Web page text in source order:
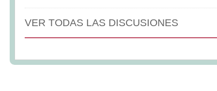
VER TODAS LAS DISCUSIONES